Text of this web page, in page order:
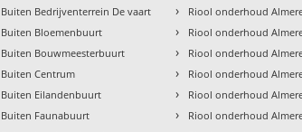
Bedrijventerrein De vaart
Bloemenbuurt
Bouwmeesterbuurt
Centrum
Eilandenbuurt
Faunabuurt
› Riool onderhoud
› Riool onderhoud
› Riool onderhoud
› Riool onderhoud
› Riool onderhoud
› Riool onderhoud